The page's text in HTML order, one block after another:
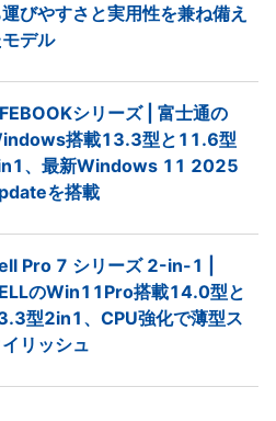
びやすさと実用性を兼ね備え
デル
シリーズ | 富士通の
搭載13.3型と11.6型
、最新Windows 11 2025
を搭載
Pro 7 シリーズ 2-in-1 |
のWin11Pro搭載14.0型と
型2in1、CPU強化で薄型ス
リッシュ